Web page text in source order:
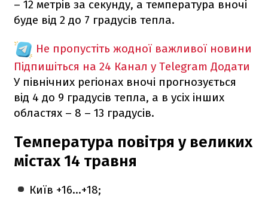
– 12 метрів за секунду, а температура вночі
буде від 2 до 7 градусів тепла.
Не пропустіть жодної важливої новини
Підпишіться на 24 Канал у Telegram Додати
У північних регіонах вночі прогнозується
від 4 до 9 градусів тепла, а в усіх інших
областях – 8 – 13 градусів.
Температура повітря у великих
містах 14 травня
Київ +16...+18;